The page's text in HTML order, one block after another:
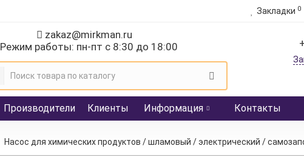
Закладки 0
zakaz@mirkman.ru
Режим работы: пн-пт с 8:30 до 18:00
Производители Клиенты Информация Контакты
Насос для химических продуктов / шламовый / электрический /